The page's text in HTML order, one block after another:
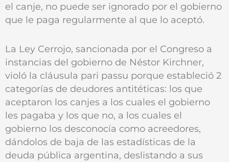
el canje, no puede ser ignorado por el gobierno
que le paga regularmente al que lo aceptó.
La Ley Cerrojo, sancionada por el Congreso a
instancias del gobierno de Néstor Kirchner,
violó la cláusula pari passu porque estableció 2
categorías de deudores antitéticas: los que
aceptaron los canjes a los cuales el gobierno
les pagaba y los que no, a los cuales el
gobierno los desconocía como acreedores,
dándolos de baja de las estadísticas de la
deuda pública argentina, deslistando a sus